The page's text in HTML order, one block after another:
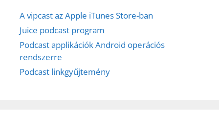
A vipcast az Apple iTunes Store-ban
Juice podcast program
Podcast applikációk Android operációs
rendszerre
Podcast linkgyűjtemény